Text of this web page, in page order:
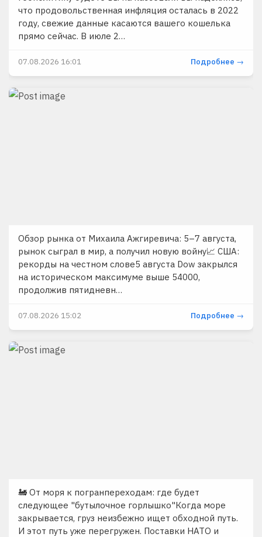
что продовольственная инфляция осталась в 2022
году, свежие данные касаются вашего кошелька
прямо сейчас. В июле 2…
07.08.2026 16:01 Подробнее →
Обзор рынка от Михаила Ажгиревича: 5–7 августа,
рынок сыграл в мир, а получил новую войну📈 США:
рекорды на честном слове5 августа Dow закрылся
на историческом максимуме выше 54000,
продолжив пятидневн…
07.08.2026 15:02 Подробнее →
🚂 От моря к погранпереходам: где будет
следующее "бутылочное горлышко"Когда море
закрывается, груз неизбежно ищет обходной путь.
И этот путь уже перегружен. Поставки НАТО и